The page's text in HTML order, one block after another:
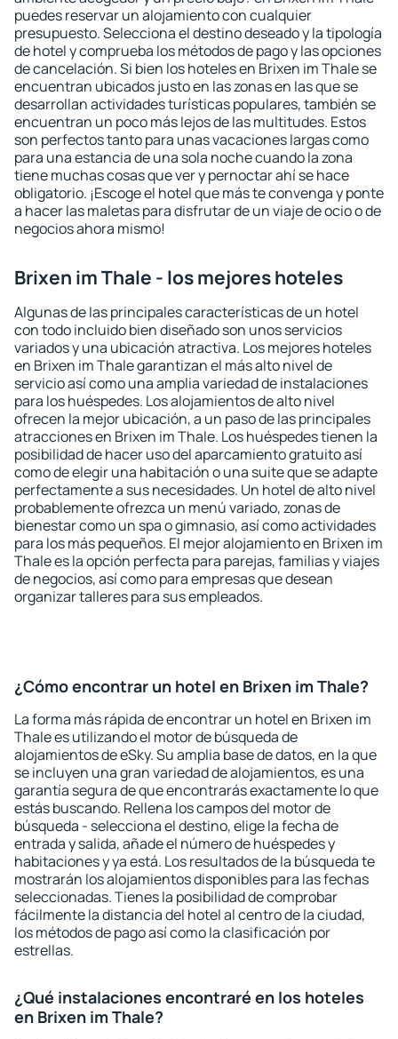
puedes reservar un alojamiento con cualquier
presupuesto. Selecciona el destino deseado y la tipología
de hotel y comprueba los métodos de pago y las opciones
de cancelación. Si bien los hoteles en Brixen im Thale se
encuentran ubicados justo en las zonas en las que se
desarrollan actividades turísticas populares, también se
encuentran un poco más lejos de las multitudes. Estos
son perfectos tanto para unas vacaciones largas como
para una estancia de una sola noche cuando la zona
tiene muchas cosas que ver y pernoctar ahí se hace
obligatorio. ¡Escoge el hotel que más te convenga y ponte
a hacer las maletas para disfrutar de un viaje de ocio o de
negocios ahora mismo!
Brixen im Thale - los mejores hoteles
Algunas de las principales características de un hotel
con todo incluido bien diseñado son unos servicios
variados y una ubicación atractiva. Los mejores hoteles
en Brixen im Thale garantizan el más alto nivel de
servicio así como una amplia variedad de instalaciones
para los huéspedes. Los alojamientos de alto nivel
ofrecen la mejor ubicación, a un paso de las principales
atracciones en Brixen im Thale. Los huéspedes tienen la
posibilidad de hacer uso del aparcamiento gratuito así
como de elegir una habitación o una suite que se adapte
perfectamente a sus necesidades. Un hotel de alto nivel
probablemente ofrezca un menú variado, zonas de
bienestar como un spa o gimnasio, así como actividades
para los más pequeños. El mejor alojamiento en Brixen im
Thale es la opción perfecta para parejas, familias y viajes
de negocios, así como para empresas que desean
organizar talleres para sus empleados.
¿Cómo encontrar un hotel en Brixen im Thale?
La forma más rápida de encontrar un hotel en Brixen im
Thale es utilizando el motor de búsqueda de
alojamientos de eSky. Su amplia base de datos, en la que
se incluyen una gran variedad de alojamientos, es una
garantía segura de que encontrarás exactamente lo que
estás buscando. Rellena los campos del motor de
búsqueda - selecciona el destino, elige la fecha de
entrada y salida, añade el número de huéspedes y
habitaciones y ya está. Los resultados de la búsqueda te
mostrarán los alojamientos disponibles para las fechas
seleccionadas. Tienes la posibilidad de comprobar
fácilmente la distancia del hotel al centro de la ciudad,
los métodos de pago así como la clasificación por
estrellas.
¿Qué instalaciones encontraré en los hoteles
en Brixen im Thale?